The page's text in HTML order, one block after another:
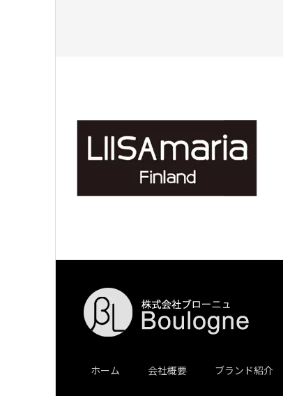
ホーム 会社概要 ブランド紹介